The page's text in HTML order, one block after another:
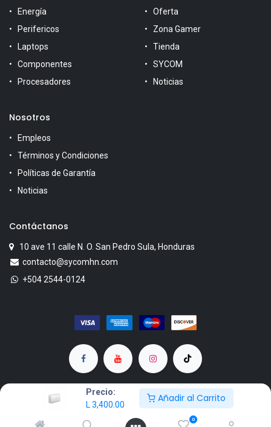
Precio:
L 3,400.00
Añadir al Carrito
0
Energía
Perifericos
Laptops
Componentes
Procesadores
Oferta
Zona Gamer
Tienda
SYCOM
Noticias
Nosotros
Empleos
Términos y Condiciones
Políticas de Garantía
Noticias
Contáctanos
10 ave 11 calle N. O. San Pedro Sula, Honduras
contacto@sycomhn.com
+504 2544-0124
Copyright © SYCOM